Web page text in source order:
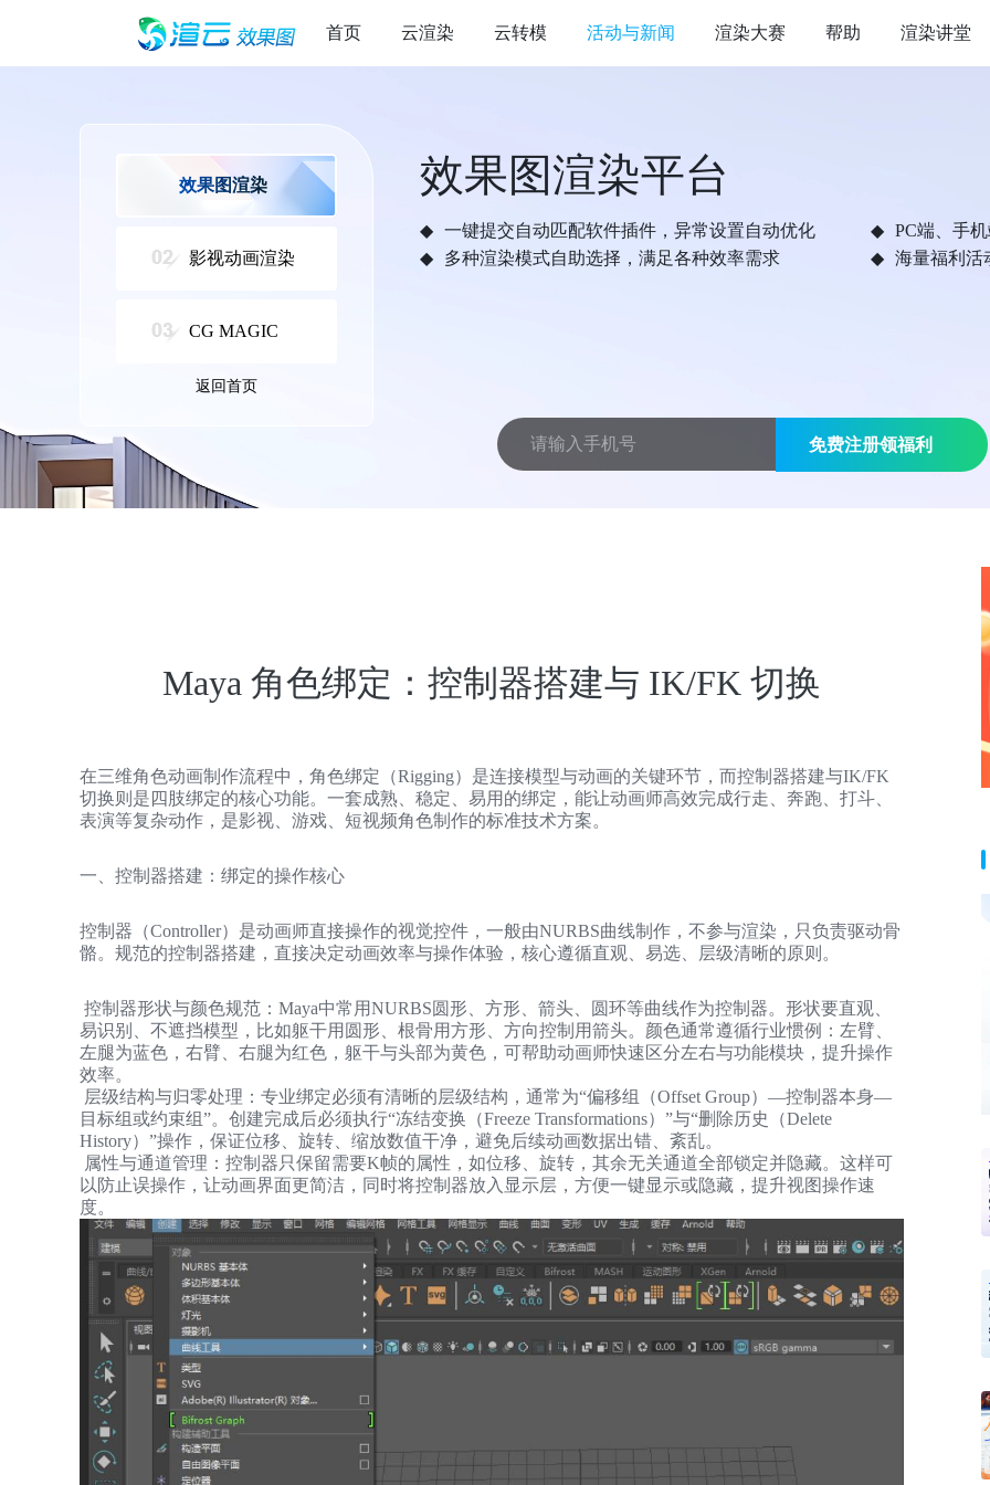
首页 云渲染 云转模 活动与新闻 渲染大赛 帮助 渲染讲堂
效果图渲染
影视动画渲染
CG MAGIC
返回首页
效果图渲染平台
一键提交自动匹配软件插件，异常设置自动优化
PC端、手
多种渲染模式自助选择，满足各种效率需求
海量福利活
免费注册领福利
Maya 角色绑定：控制器搭建与 IK/FK 切换
在三维角色动画制作流程中，角色绑定（Rigging）是连接模型与动画的关键环节，而控制器搭建与IK/FK
切换则是四肢绑定的核心功能。一套成熟、稳定、易用的绑定，能让动画师高效完成行走、奔跑、打斗、
表演等复杂动作，是影视、游戏、短视频角色制作的标准技术方案。
一、控制器搭建：绑定的操作核心
控制器（Controller）是动画师直接操作的视觉控件，一般由NURBS曲线制作，不参与渲染，只负责驱动骨
骼。规范的控制器搭建，直接决定动画效率与操作体验，核心遵循直观、易选、层级清晰的原则。
控制器形状与颜色规范：Maya中常用NURBS圆形、方形、箭头、圆环等曲线作为控制器。形状要直观、
易识别、不遮挡模型，比如躯干用圆形、根骨用方形、方向控制用箭头。颜色通常遵循行业惯例：左臂、
左腿为蓝色，右臂、右腿为红色，躯干与头部为黄色，可帮助动画师快速区分左右与功能模块，提升操作
效率。
层级结构与归零处理：专业绑定必须有清晰的层级结构，通常为“偏移组（Offset Group）—控制器本身—
目标组或约束组”。创建完成后必须执行“冻结变换（Freeze Transformations）”与“删除历史（Delete
History）”操作，保证位移、旋转、缩放数值干净，避免后续动画数据出错、紊乱。
属性与通道管理：控制器只保留需要K帧的属性，如位移、旋转，其余无关通道全部锁定并隐藏。这样可
以防止误操作，让动画界面更简洁，同时将控制器放入显示层，方便一键显示或隐藏，提升视图操作速
度。